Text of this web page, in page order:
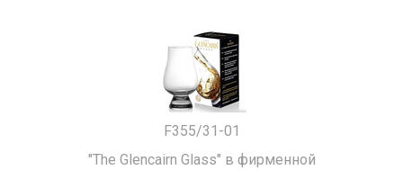
F355/31-01
"The Glencairn Glass" в фирменной